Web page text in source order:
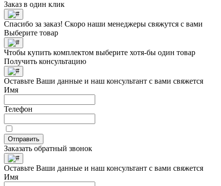
Заказ в один клик
Спасибо за заказ! Скоро наши менеджеры свяжутся с вами
Выберите товар
Чтобы купить комплектом выберите хотя-бы один товар
Получить консультацию
Оставьте Ваши данные и наш консультант с вами свяжется
Имя
Телефон
Отправить
Заказать обратный звонок
Оставьте Ваши данные и наш консультант с вами свяжется
Имя